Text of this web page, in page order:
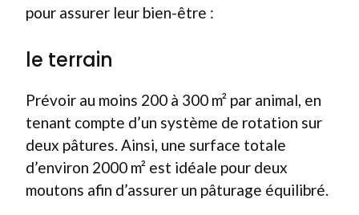
pour assurer leur bien-être :
le terrain
Prévoir au moins 200 à 300 m² par animal, en
tenant compte d’un système de rotation sur
deux pâtures. Ainsi, une surface totale
d’environ 2000 m² est idéale pour deux
moutons afin d’assurer un pâturage équilibré.